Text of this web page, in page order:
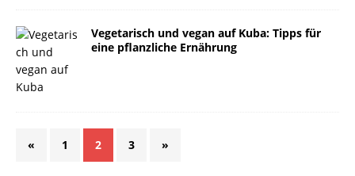
Vegetarisch und vegan auf Kuba: Tipps für
eine pflanzliche Ernährung
« 1 2 3 »